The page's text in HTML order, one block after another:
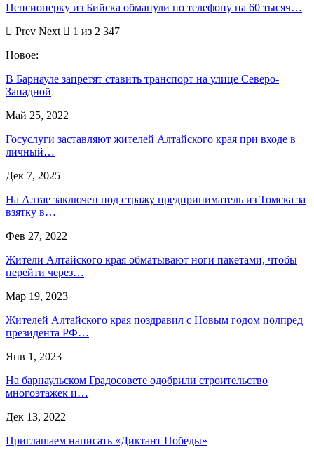
Пенсионерку из Бийска обманули по телефону на 60 тысяч…
Prev Next
1 из 2 347
Новое:
В Барнауле запретят ставить транспорт на улице Северо-
Западной
Май 25, 2022
Госуслуги заставляют жителей Алтайского края при входе в
личный…
Дек 7, 2025
На Алтае заключен под стражу предприниматель из Томска за
взятку в…
Фев 27, 2022
Жители Алтайского края обматывают ноги пакетами, чтобы
перейти через…
Мар 19, 2023
Жителей Алтайского края поздравил с Новым годом полпред
президента РФ…
Янв 1, 2023
На барнаульском Градосовете одобрили строительство
многоэтажек и…
Дек 13, 2022
Приглашаем написать «Диктант Победы»